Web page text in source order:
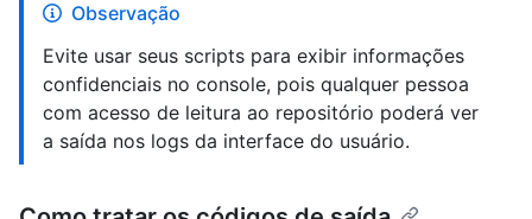
Observação
Evite usar seus scripts para exibir informações
confidenciais no console, pois qualquer pessoa
com acesso de leitura ao repositório poderá ver
a saída nos logs da interface do usuário.